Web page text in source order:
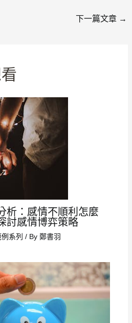
下一篇文章 →
析：感情不順利怎麼
討感情博弈策略
系列 / By 鄭書羽